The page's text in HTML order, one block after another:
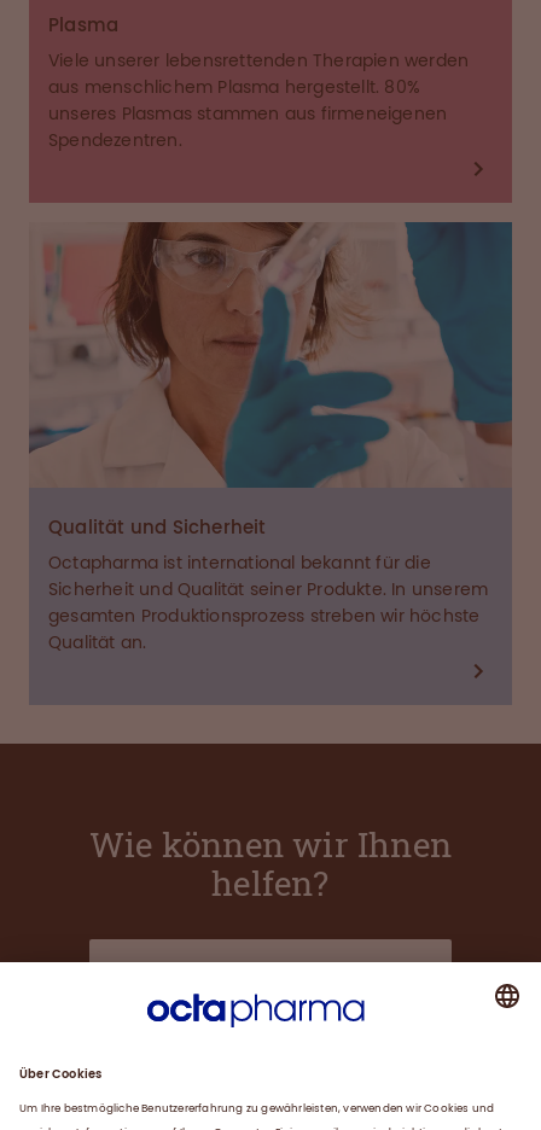
Plasma
Viele unserer lebensrettenden Therapien werden
aus menschlichem Plasma hergestellt. 80%
unseres Plasmas stammen aus firmeneigenen
Spendezentren.
Qualität und Sicherheit
Octapharma ist international bekannt für die
Sicherheit und Qualität seiner Produkte. In unserem
gesamten Produktionsprozess streben wir höchste
Qualität an.
Wie können wir Ihnen
helfen?
Über uns